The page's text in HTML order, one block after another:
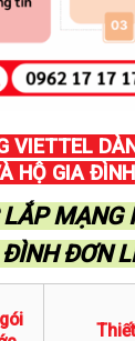
VIETTEL
HỘ GIA ĐÌNH
MẠNG
ĐƠN